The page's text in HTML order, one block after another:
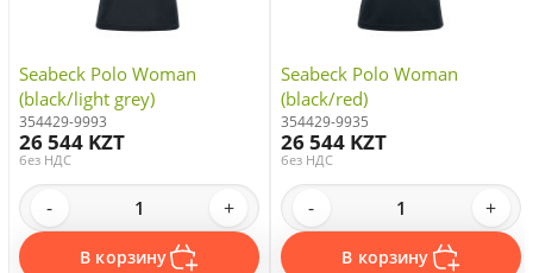
Seabeck Polo Woman
(black/light grey)
354429-9993
26 544 KZT
без НДС
- +
В корзину
Seabeck Polo Woman
(black/red)
354429-9935
26 544 KZT
без НДС
- +
В корзину